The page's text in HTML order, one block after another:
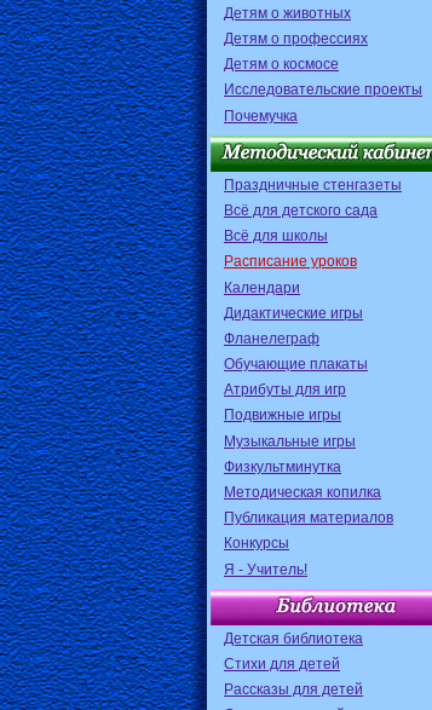
Детям о животных
Детям о профессиях
Детям о космосе
Исследовательские проекты
Почемучка
Праздничные стенгазеты
Всё для детского сада
Всё для школы
Расписание уроков
Календари
Дидактические игры
Фланелеграф
Обучающие плакаты
Атрибуты для игр
Подвижные игры
Музыкальные игры
Физкультминутка
Методическая копилка
Публикация материалов
Конкурсы
Я - Учитель!
Детская библиотека
Стихи для детей
Рассказы для детей